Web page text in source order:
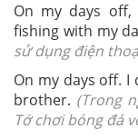
On my days
fishing with my
sử dụng điện
On my days off. I
brother. (Trong
Tớ chơi bóng đá